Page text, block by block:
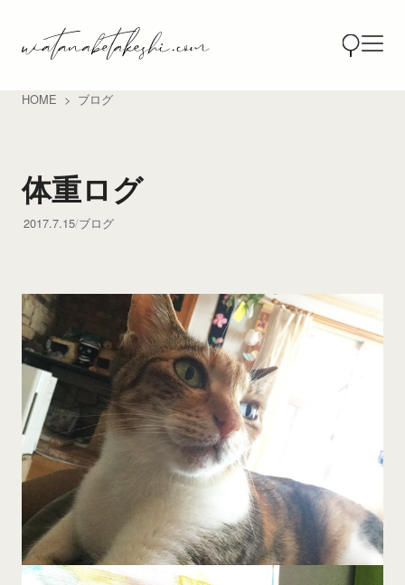
HOME ブログ
体重ログ
2017.7.15 ブログ